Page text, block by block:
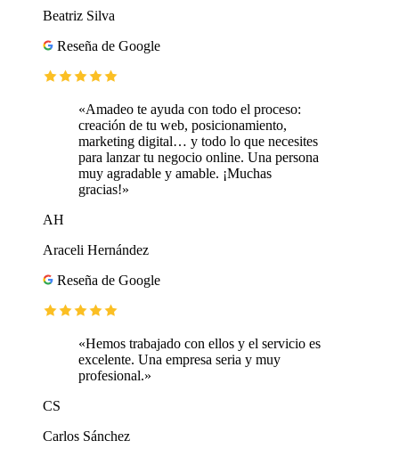
Beatriz Silva
Reseña de Google
«Amadeo te ayuda con todo el proceso:
creación de tu web, posicionamiento,
marketing digital… y todo lo que necesites
para lanzar tu negocio online. Una persona
muy agradable y amable. ¡Muchas
gracias!»
AH
Araceli Hernández
Reseña de Google
«Hemos trabajado con ellos y el servicio es
excelente. Una empresa seria y muy
profesional.»
CS
Carlos Sánchez